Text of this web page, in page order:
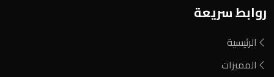
روابط سريعة
الرئيسية
المميزات